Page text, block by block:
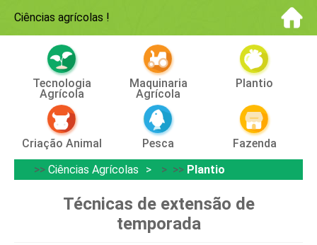
Ciências agrícolas !
Tecnologia
Agrícola
Maquinaria
Agrícola
Plantio
Criação Animal Pesca
Fazenda
>> Ciências Agrícolas > >> Plantio
Técnicas de extensão de
temporada